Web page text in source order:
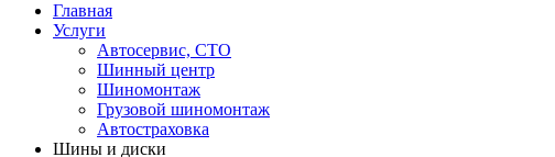
Главная
Услуги
Автосервис, СТО
Шинный центр
Шиномонтаж
Грузовой шиномонтаж
Автостраховка
Шины и диски